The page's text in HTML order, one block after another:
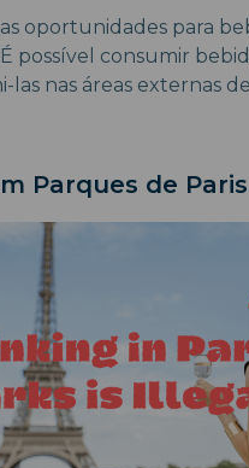
oportunidades para
possível consumir
las nas áreas externas
Parques de Paris